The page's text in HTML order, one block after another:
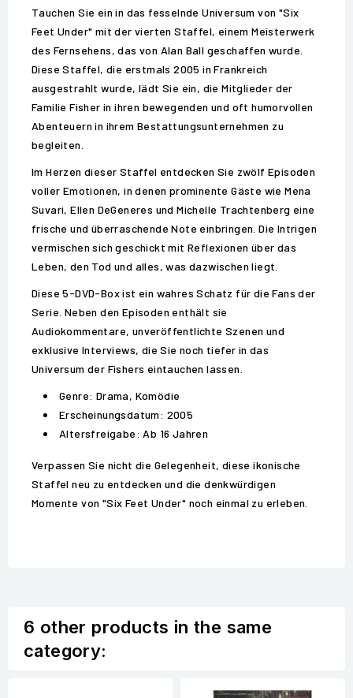
Tauchen Sie ein in das fesselnde Universum von "Six
Feet Under" mit der vierten Staffel, einem Meisterwerk
des Fernsehens, das von Alan Ball geschaffen wurde.
Diese Staffel, die erstmals 2005 in Frankreich
ausgestrahlt wurde, lädt Sie ein, die Mitglieder der
Familie Fisher in ihren bewegenden und oft humorvollen
Abenteuern in ihrem Bestattungsunternehmen zu
begleiten.
Im Herzen dieser Staffel entdecken Sie zwölf Episoden
voller Emotionen, in denen prominente Gäste wie Mena
Suvari, Ellen DeGeneres und Michelle Trachtenberg eine
frische und überraschende Note einbringen. Die Intrigen
vermischen sich geschickt mit Reflexionen über das
Leben, den Tod und alles, was dazwischen liegt.
Diese 5-DVD-Box ist ein wahres Schatz für die Fans der
Serie. Neben den Episoden enthält sie
Audiokommentare, unveröffentlichte Szenen und
exklusive Interviews, die Sie noch tiefer in das
Universum der Fishers eintauchen lassen.
Genre: Drama, Komödie
Erscheinungsdatum: 2005
Altersfreigabe: Ab 16 Jahren
Verpassen Sie nicht die Gelegenheit, diese ikonische
Staffel neu zu entdecken und die denkwürdigen
Momente von "Six Feet Under" noch einmal zu erleben.
6 other products in the same
category: